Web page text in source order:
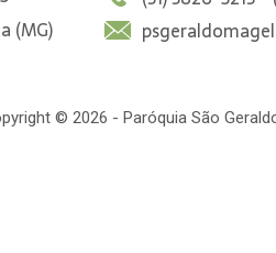
(MG)
© 2026 - Paróquia São